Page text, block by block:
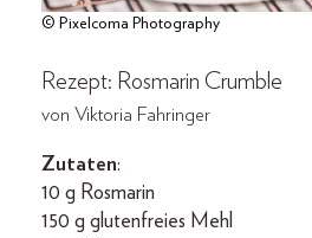
© Pixelcoma Photography
Rezept: Rosmarin Crumble
von Viktoria Fahringer
Zutaten:
10 g Rosmarin
150 g glutenfreies Mehl